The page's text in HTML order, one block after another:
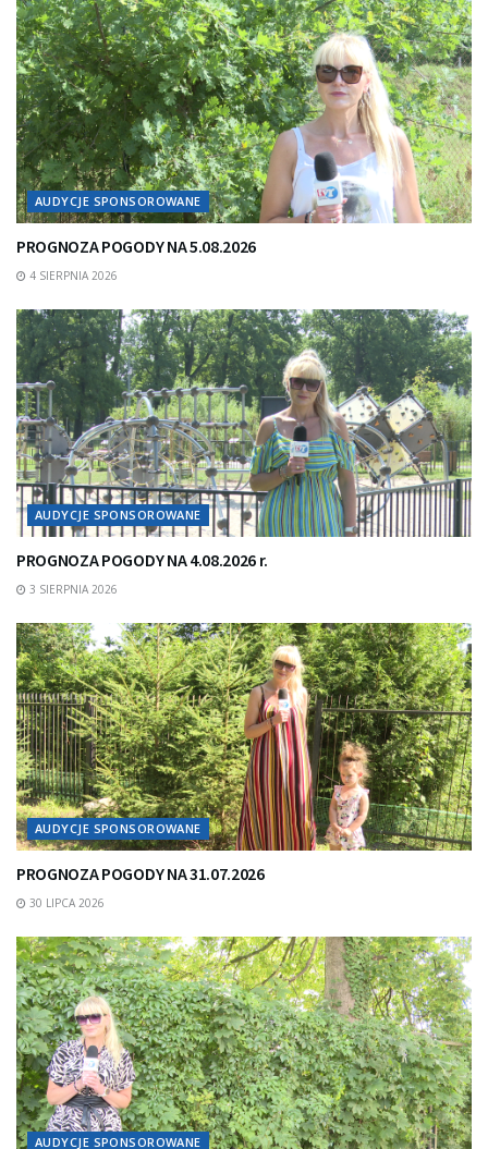
AUDYCJE SPONSOROWANE
PROGNOZA POGODY NA 5.08.2026
4 SIERPNIA 2026
AUDYCJE SPONSOROWANE
PROGNOZA POGODY NA 4.08.2026 r.
3 SIERPNIA 2026
AUDYCJE SPONSOROWANE
PROGNOZA POGODY NA 31.07.2026
30 LIPCA 2026
AUDYCJE SPONSOROWANE